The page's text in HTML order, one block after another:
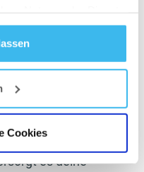
Cookies
Langem bekannt,
es deine